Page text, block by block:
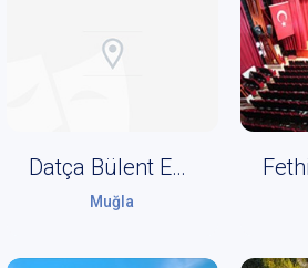
Datça Bülent Ecevit Kültür Merkezi
Muğla